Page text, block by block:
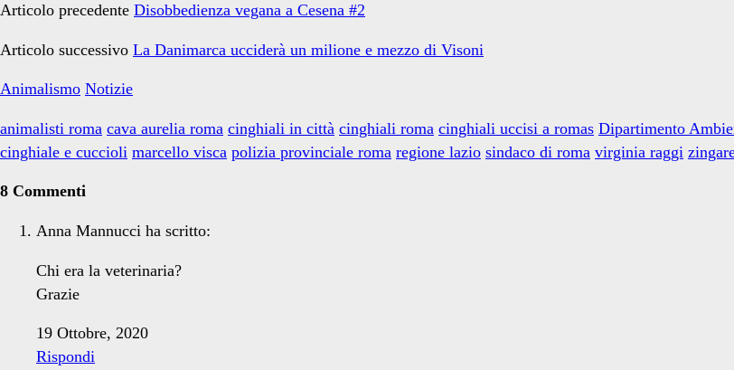
Articolo precedente Disobbedienza vegana a Cesena #2
Articolo successivo La Danimarca ucciderà un milione e mezzo di Visoni
Animalismo Notizie
animalisti roma cava aurelia roma cinghiali in città cinghiali roma cinghiali uccisi a romas Dipartimento
cinghiale e cuccioli marcello visca polizia provinciale roma regione lazio sindaco di roma virginia raggi
8 Commenti
Anna Mannucci ha scritto:
Chi era la veterinaria?
Grazie
19 Ottobre, 2020
Rispondi